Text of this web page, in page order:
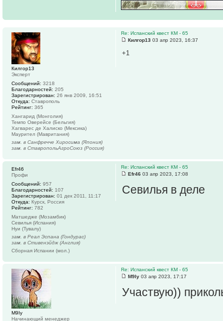
Re: Испанский квест КМ - 65
Килгор13 03 апр 2023, 16:37
+1
Килгор13
Эксперт
Сообщений: 3218
Благодарностей: 205
Зарегистрирован: 26 янв 2009, 16:51
Откуда: Ставрополь
Рейтинг: 365
Хангарид (Монголия)
Темпо Оверейсе (Бельгия)
Хагварес де Халиско (Мексика)
Маурител (Мавритания)
зам. в Санфречче Хиросима (Япония)
зам. в СтавропольАгроСоюз (Россия)
Re: Испанский квест КМ - 65
Efr46 03 апр 2023, 17:08
Севилья в деле
Efr46
Профи
Сообщений: 957
Благодарностей: 107
Зарегистрирован: 01 дек 2011, 11:17
Откуда: Курск, Россия
Рейтинг: 782
Матшедже (Мозамбик)
Севилья (Испания)
Нуи (Тувалу)
зам. в Реал Эспана (Гондурас)
зам. в Стивенэйдж (Англия)
Сборная Испании (мол.)
Re: Испанский квест КМ - 65
M9Iy 03 апр 2023, 17:17
Участвую))
M9Iy
Начинающий менеджер